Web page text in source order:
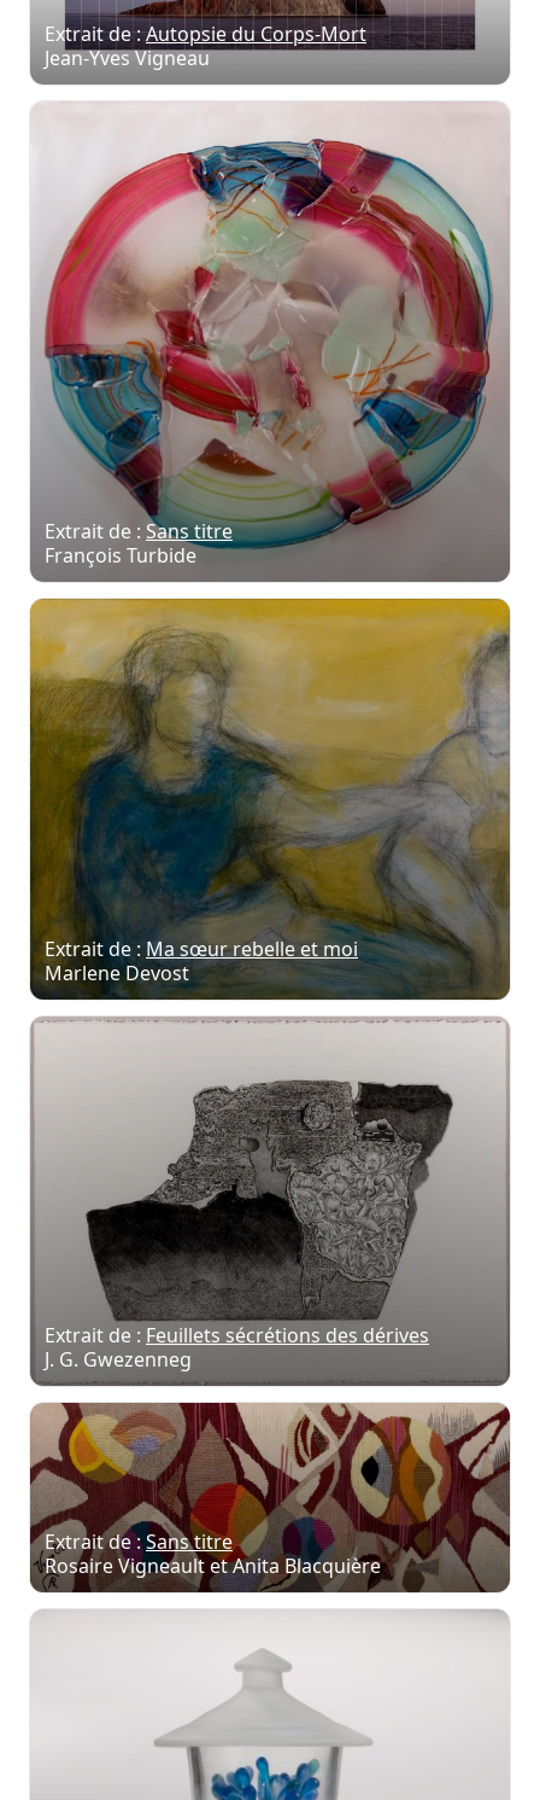
Extrait de :Autopsie du Corps-Mort
Jean-Yves Vigneau
Extrait de : Sans titre
François Turbide
Extrait de : Ma sœur rebelle et moi
Marlene Devost
Extrait de : Feuillets sécrétions des dérives
J. G. Gwezenneg
Extrait de :Sans titre
Rosaire Vigneault et Anita Blacquière